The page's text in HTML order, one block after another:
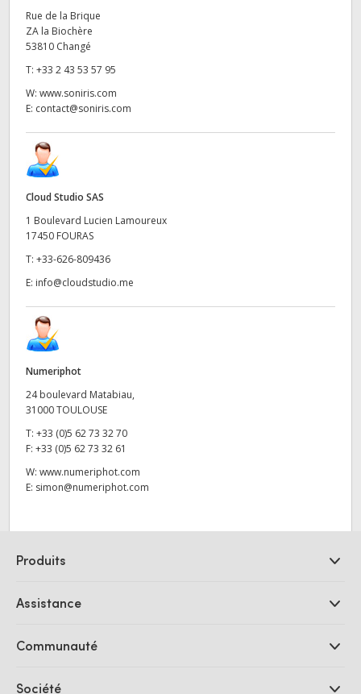
Rue de la Brique
ZA la Biochère
53810 Changé
T: +33 2 43 53 57 95
W: www.soniris.com
E: contact@soniris.com
Cloud Studio SAS
1 Boulevard Lucien Lamoureux
17450 FOURAS
T: +33-626-809436
E: info@cloudstudio.me
Numeriphot
24 boulevard Matabiau,
31000 TOULOUSE
T: +33 (0)5 62 73 32 70
F: +33 (0)5 62 73 32 61
W: www.numeriphot.com
E: simon@numeriphot.com
Produits
Logiciels DaVinci Resolve et Fusion
Ultimatte
Capture et lecture
Assistance
Centre d'assistance technique
Communauté
Société